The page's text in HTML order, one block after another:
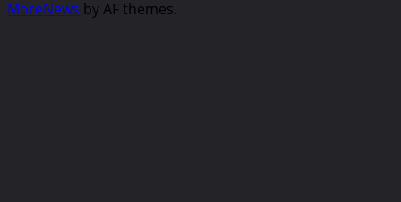
MoreNews by AF themes.